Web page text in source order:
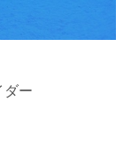
ダー
況によってはエ
、エントリー
の指示に従っ